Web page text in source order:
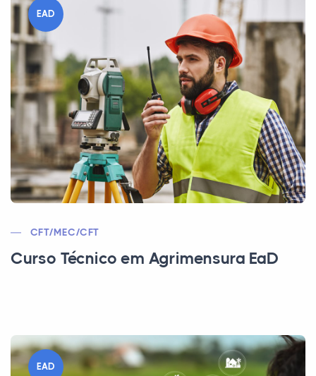
EAD
CFT/MEC/CFT
Curso Técnico em Agrimensura EaD
EAD